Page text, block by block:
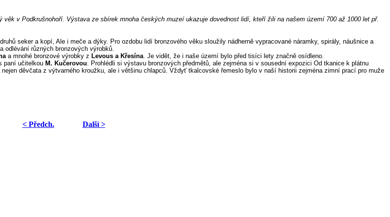
v Podkrušnohoří. Výstava ze sbírek mnoha českých muzeí ukazuje dovednost lidí, kteří žili na našem území 700 až 1000 let př.
seker a kopí, Ale i meče a dýky. Pro ozdobu lidí bronzového věku sloužily nádherně vypracované náramky, spirály, náušnice a
odlévání různých bronzových výrobků.
a mnohé bronzové výrobky z Levous a Křesína. Je vidět, že i naše území bylo před tisíci lety značně osídleno.
paní učitelkou M. Kučerovou. Prohlédli si výstavu bronzových předmětů, ale zejména si v sousední expozici Od tkanice k plátnu
děvčata z výtvarného kroužku, ale i většinu chlapců. Vždyť tkalcovské řemeslo bylo v naší historii zejména zimní prací pro muže
< Předch.
Další >